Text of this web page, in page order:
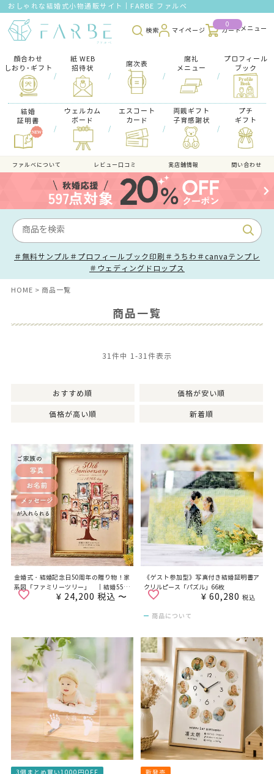
おしゃれな結婚式小物通販サイト｜FARBE ファルベ
検索 マイページ
0
カート
顔合わせ
しおり･ギフト
/
紙 WEB
招待状
/
席次表
/
席礼
メニュー
/
プロフィール
ブック
結婚
証明書
/
ウェルカム
ボード
/
エスコート
カード
/
両親ギフト
子育感謝状
/
プチ
ギフト
ファルべについて レビュー口コミ 実店舗情報 問い合わせ
＃無料サンプル ＃プロフィールブック印刷 ＃うちわ ＃canvaテンプレ
＃ウェディングドロップス
HOME 商品一覧
商品一覧
おすすめ順 価格が安い順
価格が高い順 新着順
31 件中 1 -31 件表示
金婚式・結婚記念日50周年の贈り物！家
系図「ファミリーツリー」 ｜結婚55周
年エメラルド婚・結婚60周年ダイヤモン
¥ 24,200 税込 〜
《ゲスト参加型》写真付き結婚証明書ア
クリルピース「パズル」66枚
¥ 60,280 税込
商品について